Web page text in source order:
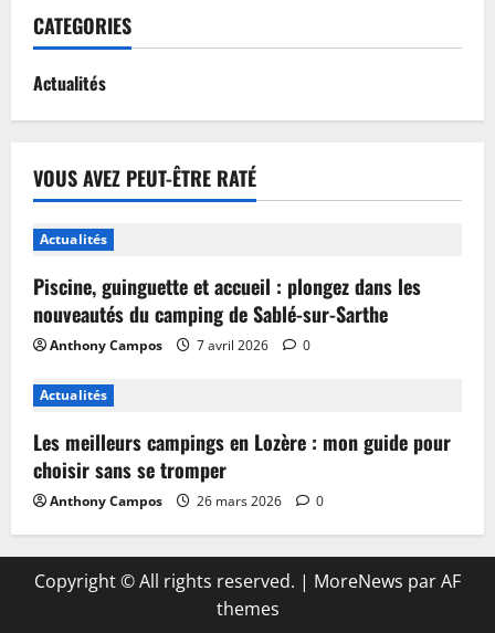
CATEGORIES
Actualités
VOUS AVEZ PEUT-ÊTRE RATÉ
Actualités
Piscine, guinguette et accueil : plongez dans les
nouveautés du camping de Sablé-sur-Sarthe
Anthony Campos 7 avril 2026 0
Actualités
Les meilleurs campings en Lozère : mon guide pour
choisir sans se tromper
Anthony Campos 26 mars 2026 0
Copyright © All rights reserved. | MoreNews par AF
themes